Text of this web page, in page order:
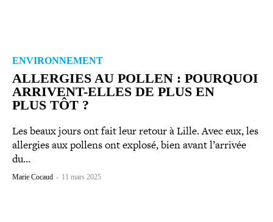
ENVIRONNEMENT
ALLERGIES AU POLLEN : POURQUOI
ARRIVENT-​ELLES DE PLUS EN
PLUS TÔT ?
Les beaux jours ont fait leur retour à Lille. Avec eux, les
allergies aux pollens ont explosé, bien avant l’arrivée
du…
Marie Cocaud - 11 mars 2025